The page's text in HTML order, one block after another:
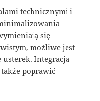
technicznymi i
się
możliwe jest
usterek. Integracja
także poprawić